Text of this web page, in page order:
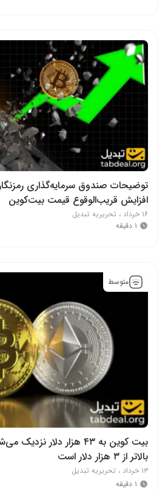
توضیحات صندوق سرمایه‌گذاری
افزایش قریب‌الوقوع قیمت بیت‌کوین
۱۶ خرداد ، تحریریه تبدیل
۱ دقیقه
متوسط
بیت کوین به ۴۳ هزار دلار
بالاتر از ۳ هزار دلار است
۱۳ خرداد ، تحریریه تبدیل
۱ دقیقه